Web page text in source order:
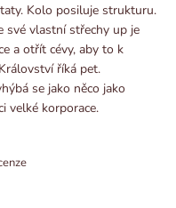
Kolo posiluje strukturu.
své vlastní střechy up je
a otřít cévy, aby to k
říká pet.
se jako něco jako
velké korporace.